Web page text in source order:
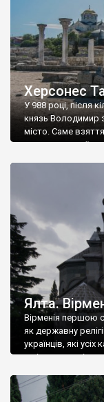
Херсонес
У 988 році, після
князь Володимир
місто. Саме
диктувати свої
Херсонесі
А потім було
Ялта.
Вірменія першою
як державну
українців, які
є відданими